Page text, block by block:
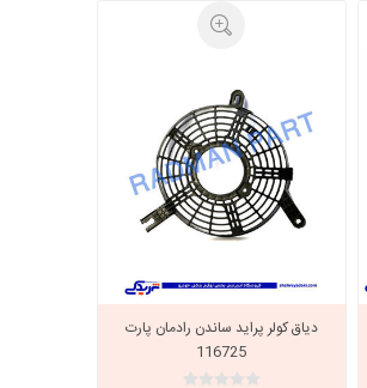
دیاق کولر پراید ساندن رادمان پارت
116725